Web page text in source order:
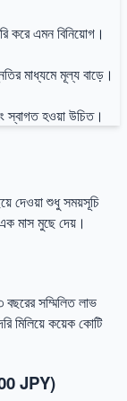
করে এমন বিনিয়োগ।
মাধ্যমে মূল্য বাড়ে।
স্বাগত হওয়া উচিত।
দেওয়া শুধু সময়সূচি
মাস মুছে দেয়।
সম্মিলিত লাভ
মিলিয়ে কয়েক কোটি
JPY)